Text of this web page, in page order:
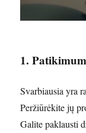
1.
Svarbiausia yra
Peržiūrėkite jų
Galite paklausti